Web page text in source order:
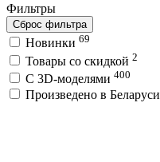
Фильтры
Сброс фильтра
Новинки 69
Товары со скидкой 2
C 3D-моделями 400
Произведено в Беларуси